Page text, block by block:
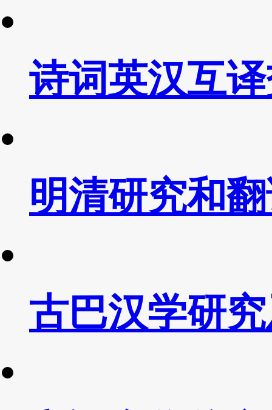
诗词英汉互
明清研究和
古巴汉学研